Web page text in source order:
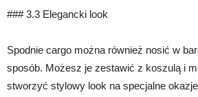
### 3.3 Elegancki look
Spodnie cargo można również nosić w
sposób. Możesz je zestawić z koszulą i
stworzyć stylowy look na specjalne